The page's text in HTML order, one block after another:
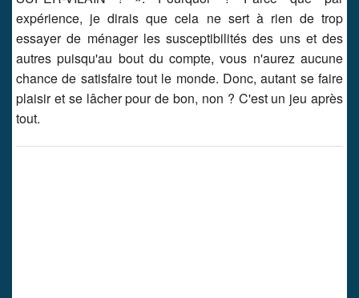
expérience, je dirais que cela ne sert à rien de trop
essayer de ménager les susceptibilités des uns et des
autres puisqu'au bout du compte, vous n'aurez aucune
chance de satisfaire tout le monde. Donc, autant se faire
plaisir et se lâcher pour de bon, non ? C'est un jeu après
tout.